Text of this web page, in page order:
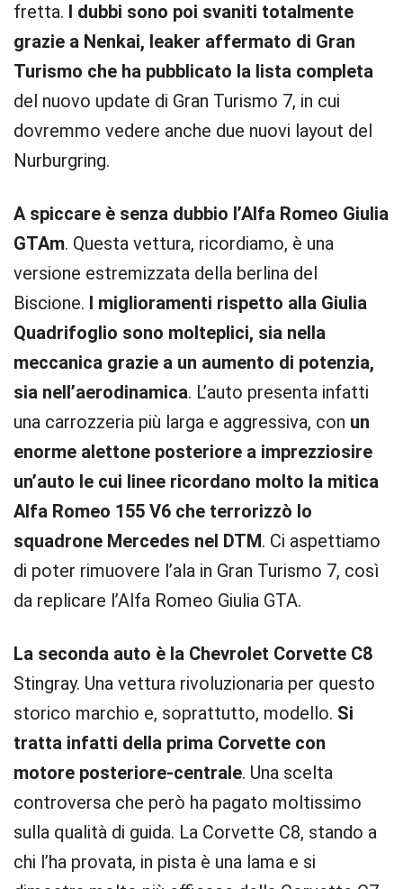
fretta. I dubbi sono poi svaniti totalmente
grazie a Nenkai, leaker affermato di Gran
Turismo che ha pubblicato la lista completa
del nuovo update di Gran Turismo 7, in cui
dovremmo vedere anche due nuovi layout del
Nurburgring.
A spiccare è senza dubbio l’Alfa Romeo Giulia
GTAm. Questa vettura, ricordiamo, è una
versione estremizzata della berlina del
Biscione. I miglioramenti rispetto alla Giulia
Quadrifoglio sono molteplici, sia nella
meccanica grazie a un aumento di potenzia,
sia nell’aerodinamica. L’auto presenta infatti
una carrozzeria più larga e aggressiva, con un
enorme alettone posteriore a imprezziosire
un’auto le cui linee ricordano molto la mitica
Alfa Romeo 155 V6 che terrorizzò lo
squadrone Mercedes nel DTM. Ci aspettiamo
di poter rimuovere l’ala in Gran Turismo 7, così
da replicare l’Alfa Romeo Giulia GTA.
La seconda auto è la Chevrolet Corvette C8
Stingray. Una vettura rivoluzionaria per questo
storico marchio e, soprattutto, modello. Si
tratta infatti della prima Corvette con
motore posteriore-centrale. Una scelta
controversa che però ha pagato moltissimo
sulla qualità di guida. La Corvette C8, stando a
chi l’ha provata, in pista è una lama e si